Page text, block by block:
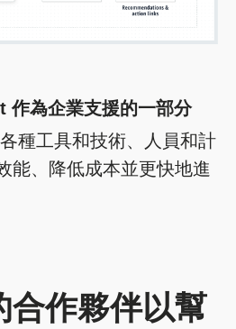
作為企業支援的一部分
種工具和技術、人員和計
能、降低成本並更快地進
合作夥伴以幫